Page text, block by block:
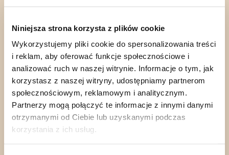
Niniejsza strona korzysta z plików cookie
Wykorzystujemy pliki cookie do spersonalizowania treści
i reklam, aby oferować funkcje społecznościowe i
analizować ruch w naszej witrynie. Informacje o tym, jak
korzystasz z naszej witryny, udostępniamy partnerom
społecznościowym, reklamowym i analitycznym.
Partnerzy mogą połączyć te informacje z innymi danymi
otrzymanymi od Ciebie lub uzyskanymi podczas
korzystania z ich usług.
Wyraźne owoce w składzie: rodzynki, żurawina,
ananas, aronia, wiśnia, truskawka, banan
Aromaty naturalne – przyjemny, elegancki profil
zapachowy
Idealna na prezent i jako podziękowanie (np. dla
nauczyciela) – „wdzięczność w filiżance”
Proste parzenie i możliwość regulowania